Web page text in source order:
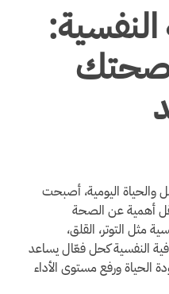
النفسية:
والحياة اليومية، أصبحت
أهمية عن الصحة
مثل التوتر، القلق،
النفسية كحل فعّال يساعد
الحياة ورفع مستوى الأداء